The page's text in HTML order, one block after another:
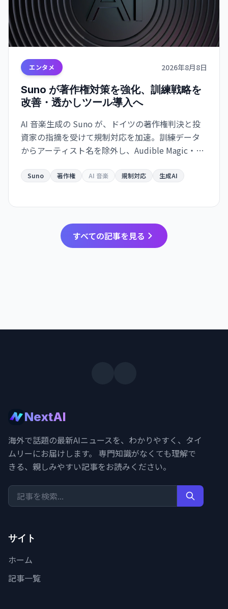
エンタメ 2026年8月8日
Suno が著作権対策を強化、訓練戦略を
改善・透かしツール導入へ
AI 音楽生成の Suno が、ドイツの著作権判決と投
資家の指摘を受けて規制対応を加速。訓練データ
からアーティスト名を除外し、Audible Magic・
厳格なダウンロード制限で『合法化』への道を進
Suno 著作権 AI 音楽 規制対応 生成AI
すべての記事を見る
NextAI
海外で話題の最新AIニュースを、わかりやすく、タイ
ムリーにお届けします。 専門知識がなくても理解で
きる、親しみやすい記事をお読みください。
サイト
ホーム
記事一覧